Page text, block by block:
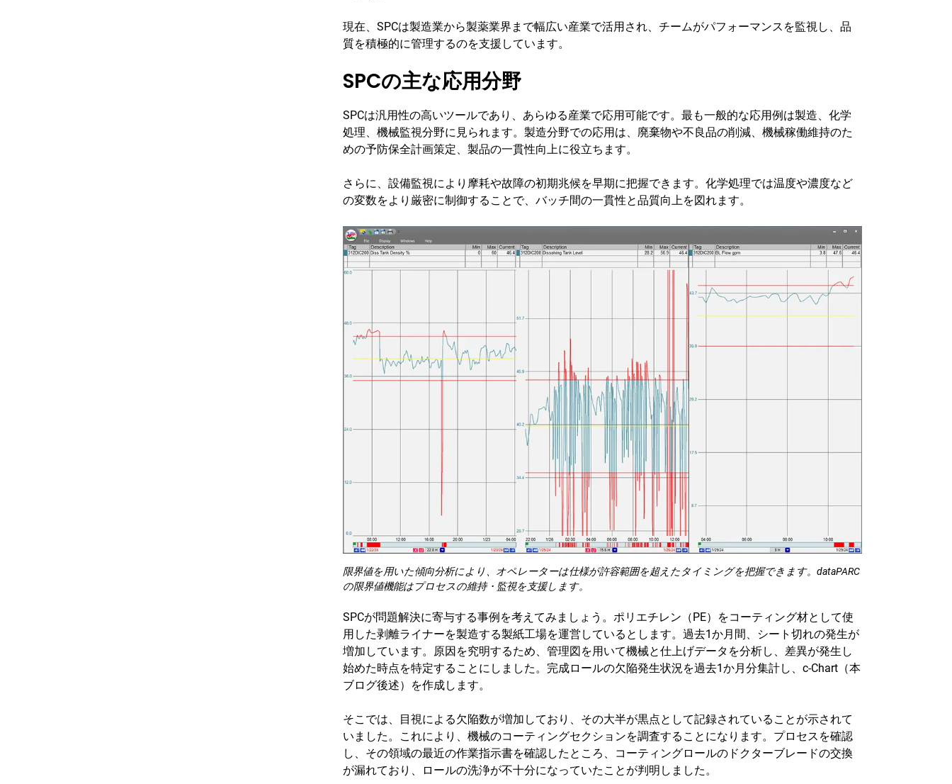
現在、SPCは製造業から製薬業界まで幅広い産業で活用され、チームがパフォーマンスを監視し、品
質を積極的に管理するのを支援しています。
SPCの主な応用分野
SPCは汎用性の高いツールであり、あらゆる産業で応用可能です。最も一般的な応用例は製造、化学
処理、機械監視分野に見られます。製造分野での応用は、廃棄物や不良品の削減、機械稼働維持のた
めの予防保全計画策定、製品の一貫性向上に役立ちます。
さらに、設備監視により摩耗や故障の初期兆候を早期に把握できます。化学処理では温度や濃度など
の変数をより厳密に制御することで、バッチ間の一貫性と品質向上を図れます。
限界値を用いた傾向分析により、オペレーターは仕様が許容範囲を超えたタイミングを把握できます。dataPARC
の限界値機能はプロセスの維持・監視を支援します。
SPCが問題解決に寄与する事例を考えてみましょう。ポリエチレン（PE）をコーティング材として使
用した剥離ライナーを製造する製紙工場を運営しているとします。過去1か月間、シート切れの発生が
増加しています。原因を究明するため、管理図を用いて機械と仕上げデータを分析し、差異が発生し
始めた時点を特定することにしました。完成ロールの欠陥発生状況を過去1か月分集計し、c-Chart（本
ブログ後述）を作成します。
そこでは、目視による欠陥数が増加しており、その大半が黒点として記録されていることが示されて
いました。これにより、機械のコーティングセクションを調査することになります。プロセスを確認
し、その領域の最近の作業指示書を確認したところ、コーティングロールのドクターブレードの交換
が漏れており、ロールの洗浄が不十分になっていたことが判明しました。